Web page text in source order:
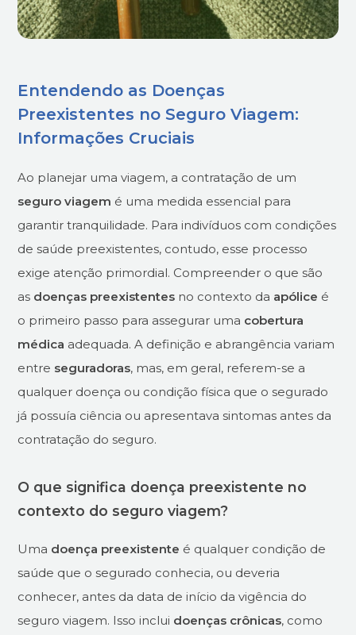
Entendendo as Doenças
Preexistentes no Seguro Viagem:
Informações Cruciais
Ao planejar uma viagem, a contratação de um
seguro viagem é uma medida essencial para
garantir tranquilidade. Para indivíduos com condições
de saúde preexistentes, contudo, esse processo
exige atenção primordial. Compreender o que são
as doenças preexistentes no contexto da apólice é
o primeiro passo para assegurar uma cobertura
médica adequada. A definição e abrangência variam
entre seguradoras, mas, em geral, referem-se a
qualquer doença ou condição física que o segurado
já possuía ciência ou apresentava sintomas antes da
contratação do seguro.
O que significa doença preexistente no
contexto do seguro viagem?
Uma doença preexistente é qualquer condição de
saúde que o segurado conhecia, ou deveria
conhecer, antes da data de início da vigência do
seguro viagem. Isso inclui doenças crônicas, como